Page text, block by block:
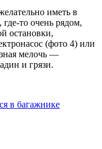
иметь в
то очень рядом,
остановки,
(фото 4) или
мелочь —
и грязи.